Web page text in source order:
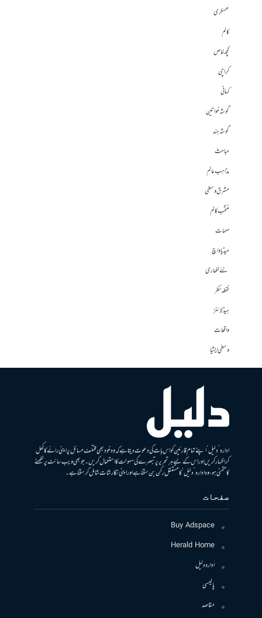
عسکری
کالم
کچھ خاص
کراچی
کہانی
گوشہ خواتین
گوشہ ہند
مباحث
مذاہب عالم
مشرق وسطی
منتخب کالم
مہمات
میڈیا واچ
نئے لکھاری
نقطہ نظر
ہیڈلائنز
واقعات
وسطی ایشیا
ادارہ ’دلیل‘ اپنے تمام قارئین کو اس بات کی دعوت دیتا ہے کہ وہ خود بھی مختلف مسائل پر اپنی رائے کا کھل
کر اظہار کریں اور اس کے لیے ہر تحریر پر تبصرے کی سہولت کا استعمال کریں۔ جو بھی ویب سائٹ پر لکھنے
کا متمنی ہو، وہ ادارہ ’دلیل‘ کا مستقل رکن بن سکتا ہے اور اپنی نگارشات شامل کرسکتا ہے۔
صفحات
Buy Adspace
Herald Home
ادارہ دلیل
پالیسی
مقاصد